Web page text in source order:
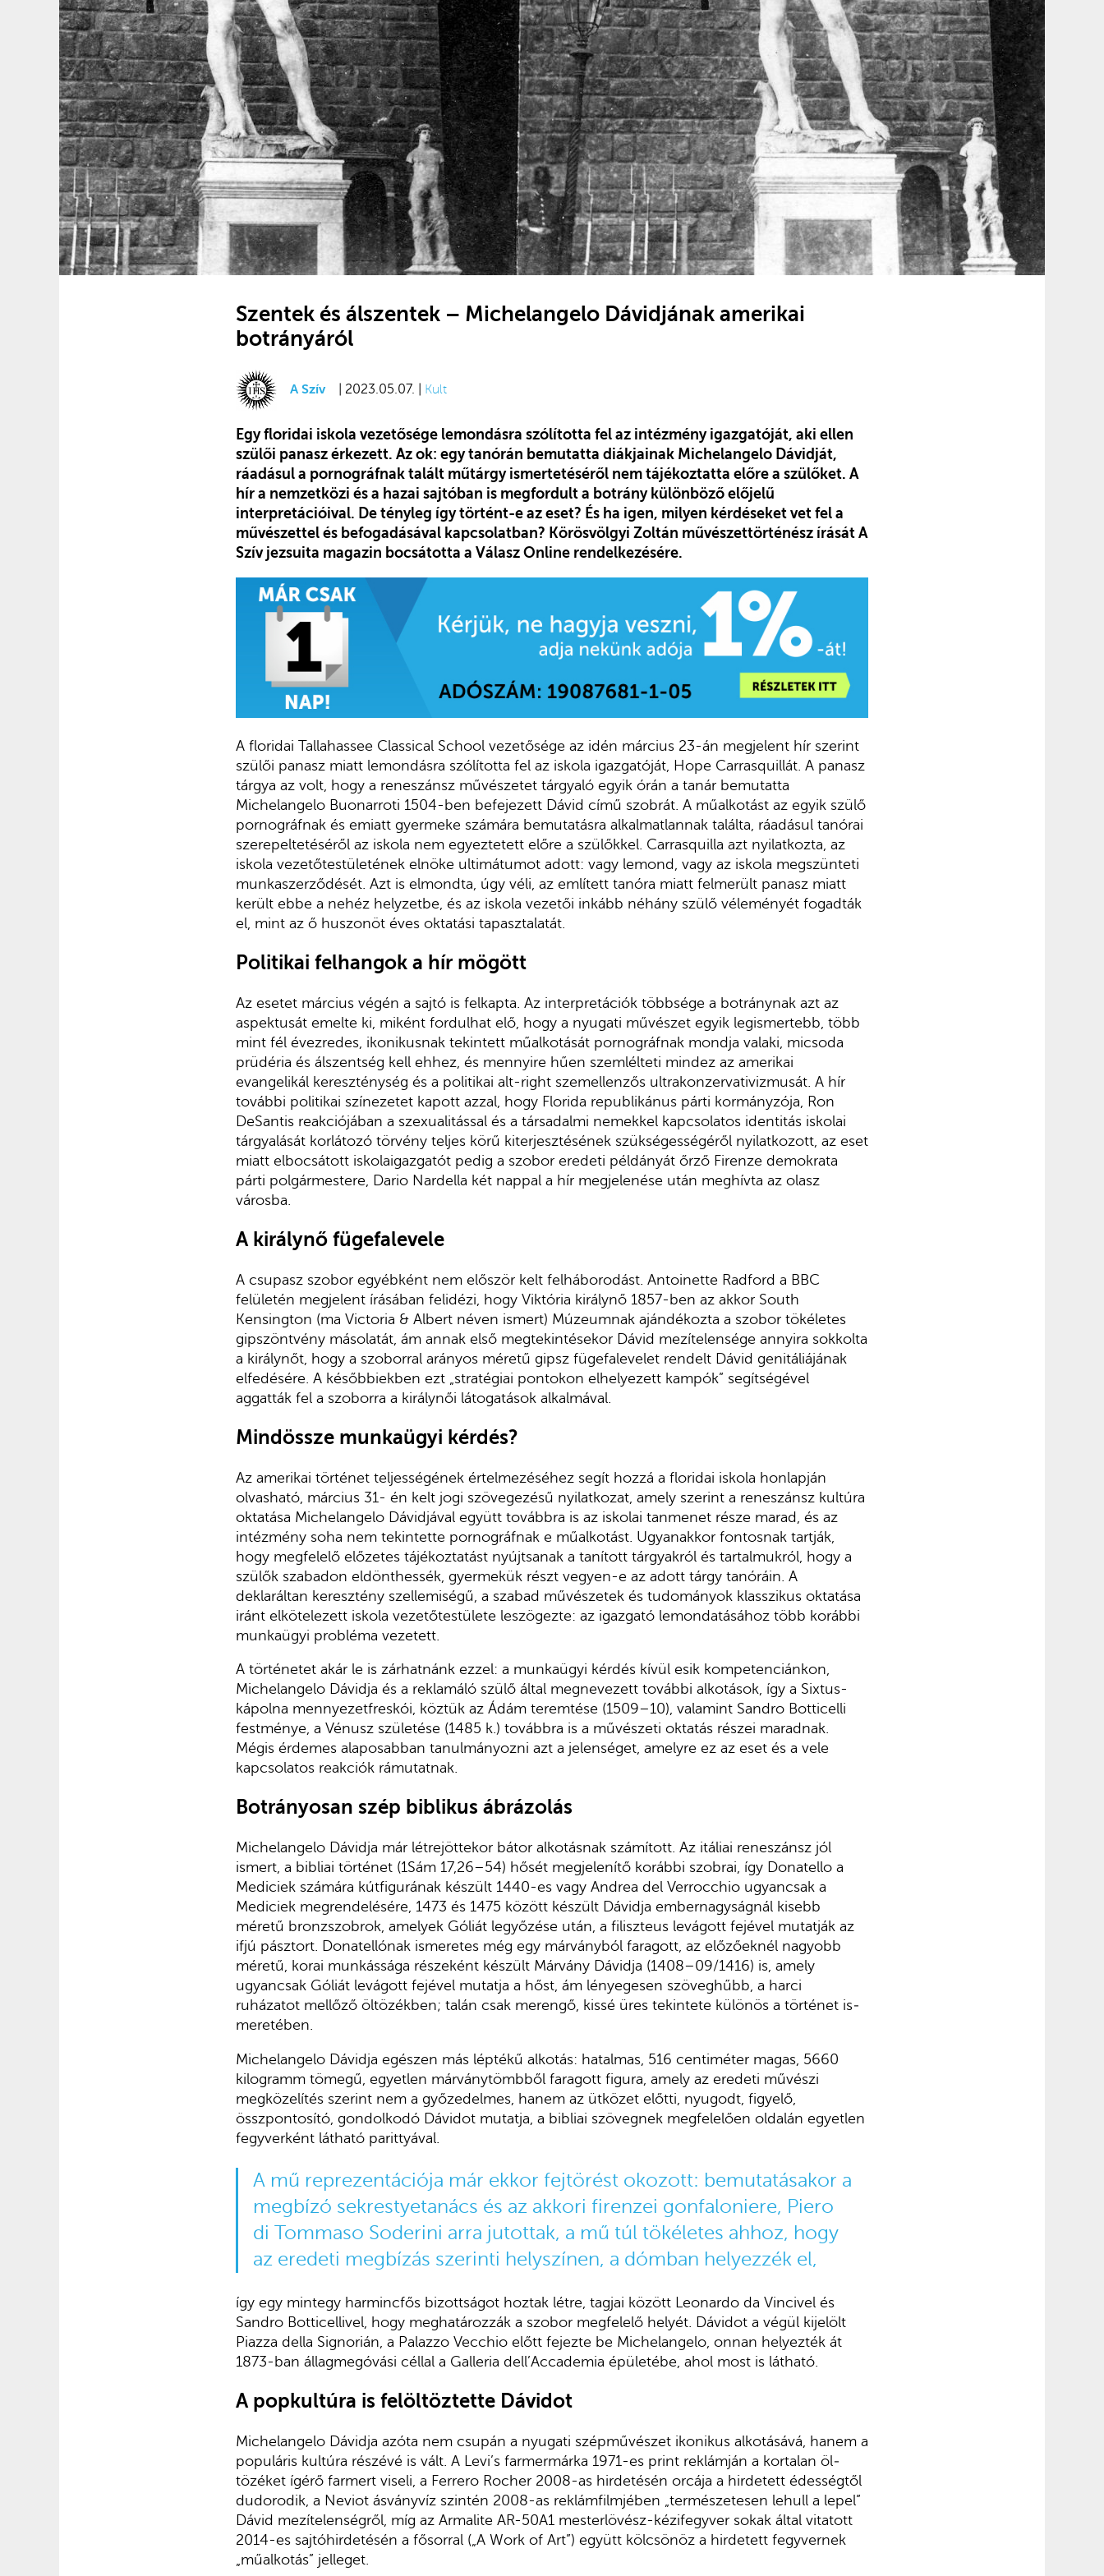
Szentek és álszentek – Michelangelo Dávidjának amerikai
botrányáról
A Szív | 2023.05.07. | Kult
Egy floridai iskola vezetősége lemondásra szólította fel az intézmény igazgatóját, aki ellen
szülői panasz érkezett. Az ok: egy tanórán bemutatta diákjainak Michelangelo Dávidját,
ráadásul a pornográfnak talált műtárgy ismertetéséről nem tájékoztatta előre a szülőket. A
hír a nemzet­közi és a hazai sajtóban is megfordult a botrány különböző előjelű
interpretációival. De tényleg így történt-e az eset? És ha igen, milyen kérdéseket vet fel a
művészettel és befogadásával kapcsolatban? Körösvölgyi Zoltán művészettörténész írását A
Szív jezsuita magazin bocsátotta a Válasz Online rendelkezésére.
A floridai Tallahassee Classical School vezetősége az idén március 23-án meg­jelent hír szerint
szülői panasz miatt lemondásra szólította fel az iskola igazgatóját, Hope Carrasquillát. A pa­nasz
tárgya az volt, hogy a reneszánsz művészetet tárgyaló egyik órán a ta­nár bemutatta
Michelangelo Buonar­roti 1504-ben befejezett Dávid című szobrát. A műalkotást az egyik szülő
pornográfnak és emiatt gyermeke szá­mára bemutatásra alkalmatlannak ta­lálta, ráadásul tanórai
szerepeltetéséről az iskola nem egyeztetett előre a szü­lőkkel. Carrasquilla azt nyilatkozta, az
iskola vezetőtestületének elnöke ul­timátumot adott: vagy lemond, vagy az iskola megszünteti
munkaszerződé­sét. Azt is elmondta, úgy véli, az emlí­tett tanóra miatt felmerült panasz miatt
került ebbe a nehéz helyzetbe, és az is­kola vezetői inkább néhány szülő véle­ményét fogadták
el, mint az ő huszonöt éves oktatási tapasztalatát.
Politikai felhangok a hír mögött
Az esetet március végén a sajtó is fel­kapta. Az interpretációk többsége a botránynak azt az
aspektusát emelte ki, miként fordulhat elő, hogy a nyu­gati művészet egyik legismertebb, több
mint fél évezredes, ikonikusnak tekin­tett műalkotását pornográfnak mondja valaki, micsoda
prüdéria és álszentség kell ehhez, és mennyire hűen szemlél­teti mindez az amerikai
evangelikál kereszténység és a politikai alt-right szemellenzős ultrakonzervativizmu­sát. A hír
további politikai színezetet kapott azzal, hogy Florida republiká­nus párti kormányzója, Ron
DeSantis reakciójában a szexualitással és a társa­dalmi nemekkel kapcsolatos identitás iskolai
tárgyalását korlátozó törvény teljes körű kiterjesztésének szükséges­ségéről nyilatkozott, az eset
miatt elbo­csátott iskolaigazgatót pedig a szobor eredeti példányát őrző Firenze demok­rata
párti polgármestere, Dario Nar­della két nappal a hír megjelenése után meghívta az olasz
városba.
A királynő fügefalevele
A csupasz szobor egyébként nem először kelt felháborodást. Antoinette Radford a BBC
felületén megjelent írá­sában felidézi, hogy Viktória királynő 1857-ben az akkor South
Kensington (ma Victoria & Albert néven ismert) Múzeumnak ajándékozta a szobor tö­kéletes
gipszöntvény másolatát, ám an­nak első megtekintésekor Dávid mezí­telensége annyira sokkolta
a királynőt, hogy a szoborral arányos méretű gipsz fügefalevelet rendelt Dávid genitáliá­jának
elfedésére. A későbbiekben ezt „stratégiai pontokon elhelyezett kam­pók” segítségével
aggatták fel a szobor­ra a királynői látogatások alkalmával.
Mindössze munkaügyi kérdés?
Az amerikai történet teljességének ér­telmezéséhez segít hozzá a floridai is­kola honlapján
olvasható, március 31- én kelt jogi szövegezésű nyilatkozat, amely szerint a reneszánsz kultúra
ok­tatása Michelangelo Dávidjával együtt továbbra is az iskolai tanmenet része marad, és az
intézmény soha nem te­kintette pornográfnak e műalkotást. Ugyanakkor fontosnak tartják,
hogy megfelelő előzetes tájékoztatást nyújt­sanak a tanított tárgyakról és tartal­mukról, hogy a
szülők szabadon el­dönthessék, gyermekük részt vegyen-e az adott tárgy tanóráin. A
deklaráltan keresztény szellemiségű, a szabad mű­vészetek és tudományok klasszikus oktatása
iránt elkötelezett iskola ve­zetőtestülete leszögezte: az igazgató lemondatásához több korábbi
mun­kaügyi probléma vezetett.
A történetet akár le is zárhatnánk ezzel: a munkaügyi kérdés kívül esik kompetenciánkon,
Michelangelo Dá­vidja és a reklamáló szülő által meg­nevezett további alkotások, így a Sixt­us-
kápolna mennyezetfreskói, köztük az Ádám teremtése (1509–10), va­lamint Sandro Botticelli
festménye, a Vénusz születése (1485 k.) továbbra is a művészeti oktatás részei maradnak.
Mégis érdemes alaposabban tanulmá­nyozni azt a jelenséget, amelyre ez az eset és a vele
kapcsolatos reakciók rá­mutatnak.
Botrányosan szép biblikus ábrázolás
Michelangelo Dávidja már létrejöt­tekor bátor alkotásnak számított. Az itáliai reneszánsz jól
ismert, a bibliai történet (1Sám 17,26–54) hősét meg­jelenítő korábbi szobrai, így Donatel­lo a
Mediciek számára kútfigurának készült 1440-es vagy Andrea del Ver­rocchio ugyancsak a
Mediciek meg­rendelésére, 1473 és 1475 között ké­szült Dávidja embernagyságnál kisebb
méretű bronzszobrok, amelyek Góliát legyőzése után, a filiszteus levágott fe­jével mutatják az
ifjú pásztort. Donatel­lónak ismeretes még egy márványból faragott, az előzőeknél nagyobb
mére­tű, korai munkássága részeként készült Márvány Dávidja (1408–09/1416) is, amely
ugyancsak Góliát levágott fejé­vel mutatja a hőst, ám lényegesen szö­veghűbb, a harci
ruházatot mellőző öltözékben; talán csak merengő, kis­sé üres tekintete különös a történet is­
meretében.
Michelangelo Dávidja egészen más léptékű alkotás: hatalmas, 516 centi­méter magas, 5660
kilogramm tömegű, egyetlen márványtömbből faragott fi­gura, amely az eredeti művészi
megkö­zelítés szerint nem a győzedelmes, ha­nem az ütközet előtti, nyugodt, figyelő,
összpontosító, gondolkodó Dávidot mutatja, a bibliai szövegnek megfelelő­en oldalán egyetlen
fegyverként látható parittyával.
A mű reprezentációja már ekkor fejtörést okozott: bemutatásakor a
megbízó sekrestyetanács és az akko­ri firenzei gonfaloniere, Piero
di Tom­maso Soderini arra jutottak, a mű túl tökéletes ahhoz, hogy
az eredeti meg­bízás szerinti helyszínen, a dómban he­lyezzék el,
így egy mintegy harmincfős bizottságot hoztak létre, tagjai között Leonardo da Vincivel és
Sandro Botti­cellivel, hogy meghatározzák a szobor megfelelő helyét. Dávidot a végül ki­jelölt
Piazza della Signorián, a Palazzo Vecchio előtt fejezte be Michelangelo, onnan helyezték át
1873-ban állagmeg­óvási céllal a Galleria dell’Accademia épületébe, ahol most is látható.
A popkultúra is felöltöztette Dávidot
Michelangelo Dávidja azóta nem csu­pán a nyugati szépművészet ikonikus alkotásává, hanem a
populáris kultúra részévé is vált. A Levi’s farmermárka 1971-es print reklámján a kortalan öl­
tözéket ígérő farmert viseli, a Ferrero Rocher 2008-as hirdetésén orcája a hir­detett édességtől
dudorodik, a Neviot ásványvíz szintén 2008-as reklámfilm­jében „természetesen lehull a lepel”
Dávid mezítelenségről, míg az Arma­lite AR-50A1 mesterlövész-kézifegy­ver sokak által vitatott
2014-es sajtó­hirdetésén a fősorral („A Work of Art”) együtt kölcsönöz a hirdetett fegyver­nek
„műalkotás” jelleget.